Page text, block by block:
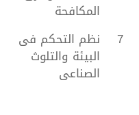
المكافحة
7 نظم التحكم فى
البيئة والتلوث
الصناعى